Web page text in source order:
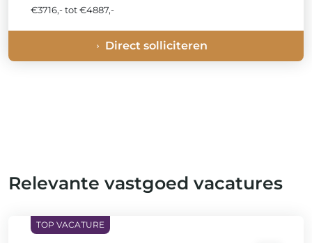
€3716,- tot €4887,-
Direct solliciteren
Relevante vastgoed vacatures